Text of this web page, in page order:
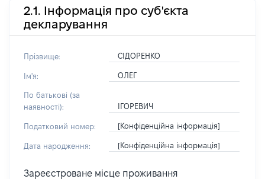
2.1. Інформація про суб'єкта
декларування
Прізвище: СІДОРЕНКО
Ім'я: ОЛЕГ
По батькові (за
наявності):
ІГОРЕВИЧ
Податковий номер: [Конфіденційна інформація]
Дата народження: [Конфіденційна інформація]
Зареєстроване місце проживання